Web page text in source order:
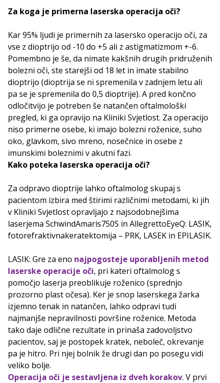
Za koga je primerna laserska operacija oči?
Kar 95% ljudi je primernih za lasersko operacijo oči, za
vse z dioptrijo od -10 do +5 ali z astigmatizmom +-6.
Pomembno je še, da nimate kakšnih drugih pridruženih
bolezni oči, ste starejši od 18 let in imate stabilno
dioptrijo (dioptrija se ni spremenila v zadnjem letu ali
pa se je spremenila do 0,5 dioptrije). A pred končno
odločitvijo je potreben še natančen oftalmološki
pregled, ki ga opravijo na Kliniki Svjetlost. Za operacijo
niso primerne osebe, ki imajo bolezni roženice, suho
oko, glavkom, sivo mreno, nosečnice in osebe z
imunskimi boleznimi v akutni fazi.
Kako poteka laserska operacija oči?
Za odpravo dioptrije lahko oftalmolog skupaj s
pacientom izbira med štirimi različnimi metodami, ki jih
v Kliniki Svjetlost opravljajo z najsodobnejšima
laserjema SchwindAmaris750S in AllegrettoEyeQ: LASIK,
fotorefraktivnakeratektomija – PRK, LASEK in EPILASIK.
LASIK: Gre za eno najpogosteje uporabljenih metod
laserske operacije oči, pri kateri oftalmolog s
pomočjo laserja preoblikuje roženico (sprednjo
prozorno plast očesa). Ker je snop laserskega žarka
izjemno tenak in natančen, lahko odpravi tudi
najmanjše nepravilnosti površine roženice. Metoda
tako daje odlične rezultate in prinaša zadovoljstvo
pacientov, saj je postopek kratek, neboleč, okrevanje
pa je hitro. Pri njej bolnik že drugi dan po posegu vidi
veliko bolje.
Operacija oči je sestavljena iz dveh korakov. V prvi